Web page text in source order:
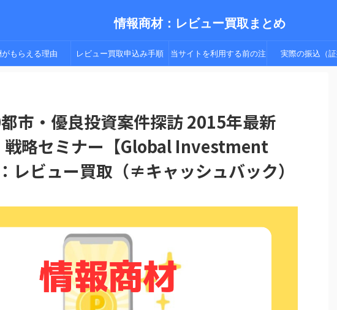
情報商材：レビュー買取まとめ
もらえる理由 レビュー買取申込み手順 当サイトを利用する前の注 実際の振込（証
市・優良投資案件探訪 2015年最新
戦略セミナー【Global Investment
レビュー買取（≠キャッシュバック）